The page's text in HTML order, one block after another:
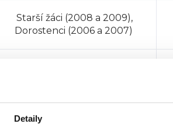
Detaily
Starší žáci (2008 a 2009),
Dorostenci (2006 a 2007)
Mladší žáci (2010 a 2011)